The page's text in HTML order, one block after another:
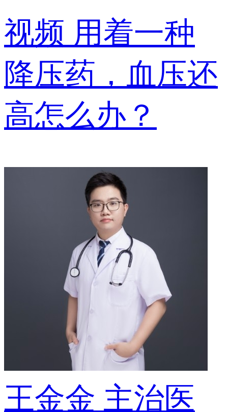
视频 用着一种
降压药，血压还
高怎么办？
王金金 主治医